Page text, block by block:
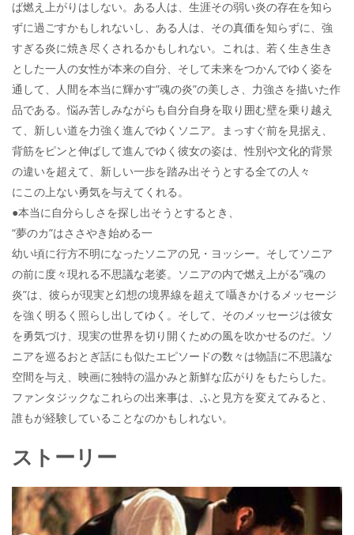
ば燃え上がりはしない。ある人は、生涯その弱い炎の存在を知ら
ずに過ごすかもしれないし、ある人は、その真価を知らずに、強
すぎる炎に焼き尽くされるかもしれない。これは、若く生き生き
とした一人の女性が本来の自分、そして未来をつかんでゆく姿を
通して、人間を本当に輝かす”魂の炎”の美しさ、力強さを描いた作
品である。悩み苦しみながらも自分自身を取り囲む壁を乗り越え
て、新しい道を力強く進んでゆくソニア。まっすぐ前を見据え、
背筋をピンと伸ばして進んでゆく彼女の姿は、性別や文化的背景
の違いを超えて、新しい一歩を踏み出そうとする全ての人々
にこの上ない勇気を与えてくれる。
●本当に自分らしさを探し出そうとするとき、
“夢のカ”はささやき始める一
幼い頃に行方不明になったソニアの兄・ヨッシー。そしてソニア
の前に度々現れる不思議な老婆。ソニアの内で燃え上がる”魂の
炎”は、彼らが現実と幻想の境界線を超えて囁きかけるメッセージ
を強く明るく照らし出してゆく。そして、そのメッセージは彼女
を勇気づけ、現実の世界を切り開くための風を吹かせるのだ。ソ
ニアを巡るおとぎ話にも似たエピソードの数々は物語に不思議な
空間を与え、映画に独特の温かみと新鮮な広がりをもたらした。
ファンタジックなこれらの出来事は、ふと見方を変えてみると、
誰もが経験していることなのかもしれない。
ストーリー